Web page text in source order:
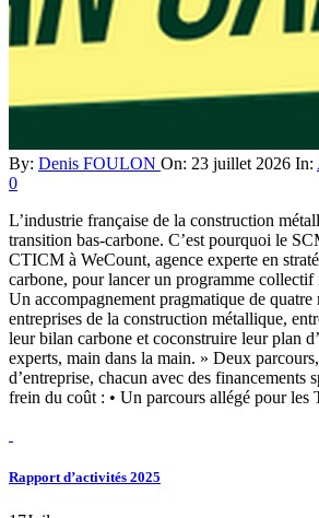
By: Denis FOULON On: 23 juillet 2026 In:
0
L’industrie française de la construction
transition bas-carbone. C’est pourquoi le
CTICM à WeCount, agence experte en
carbone, pour lancer un programme
Un accompagnement pragmatique de quatre
entreprises de la construction métallique,
leur bilan carbone et coconstruire leur plan
experts, main dans la main. » Deux
d’entreprise, chacun avec des financements
frein du coût : • Un parcours allégé pour les
Rapport d’activités 2025